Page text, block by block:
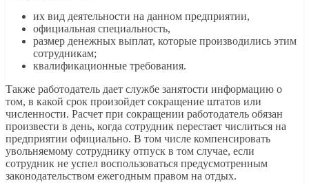
их вид деятельности на данном предприятии,
официальная специальность,
размер денежных выплат, которые производились этим
сотрудникам;
квалификационные требования.
Также работодатель дает службе занятости информацию о
том, в какой срок произойдет сокращение штатов или
численности. Расчет при сокращении работодатель обязан
произвести в день, когда сотрудник перестает числиться на
предприятии официально. В том числе компенсировать
увольняемому сотруднику отпуск в том случае, если
сотрудник не успел воспользоваться предусмотренным
законодательством ежегодным правом на отдых.